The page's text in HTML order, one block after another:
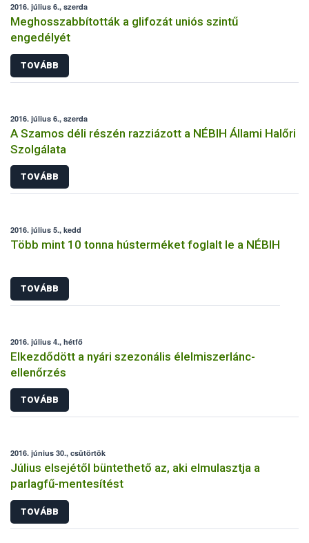
2016. július 6., szerda
Meghosszabbították a glifozát uniós szintű
engedélyét
TOVÁBB
2016. július 6., szerda
A Szamos déli részén razziázott a NÉBIH Állami Halőri
Szolgálata
TOVÁBB
2016. július 5., kedd
Több mint 10 tonna hústerméket foglalt le a NÉBIH
TOVÁBB
2016. július 4., hétfő
Elkezdődött a nyári szezonális élelmiszerlánc-
ellenőrzés
TOVÁBB
2016. június 30., csütörtök
Július elsejétől büntethető az, aki elmulasztja a
parlagfű-mentesítést
TOVÁBB